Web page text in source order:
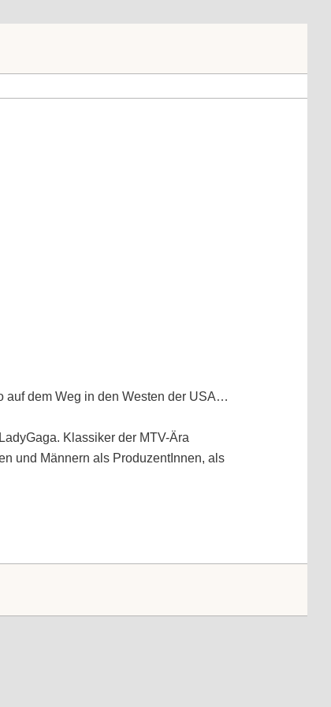
auf dem Weg in den Westen der USA…
Klassiker der MTV-Ära
und Männern als ProduzentInnen, als